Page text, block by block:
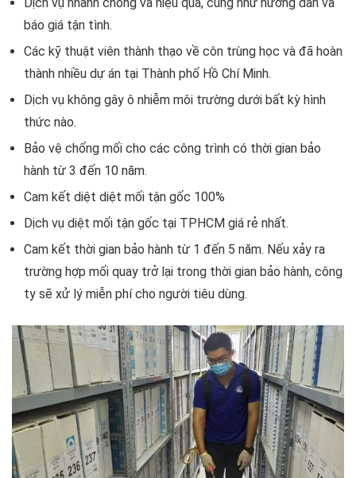
báo giá tận tình.
Các kỹ thuật viên thành thạo về côn trùng học và đã hoàn
thành nhiều dự án tại Thành phố Hồ Chí Minh.
Dịch vụ không gây ô nhiễm môi trường dưới bất kỳ hình
thức nào.
Bảo vệ chống mối cho các công trình có thời gian bảo
hành từ 3 đến 10 năm.
Cam kết diệt diệt mối tận gốc 100%
Dịch vụ diệt mối tận gốc tại TPHCM giá rẻ nhất.
Cam kết thời gian bảo hành từ 1 đến 5 năm. Nếu xảy ra
trường hợp mối quay trở lại trong thời gian bảo hành, công
ty sẽ xử lý miễn phí cho người tiêu dùng.